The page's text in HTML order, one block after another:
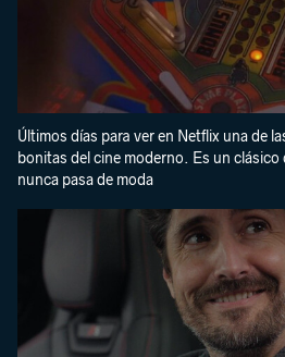
Últimos días para ver en Netflix una de
bonitas del cine moderno. Es un
nunca pasa de moda